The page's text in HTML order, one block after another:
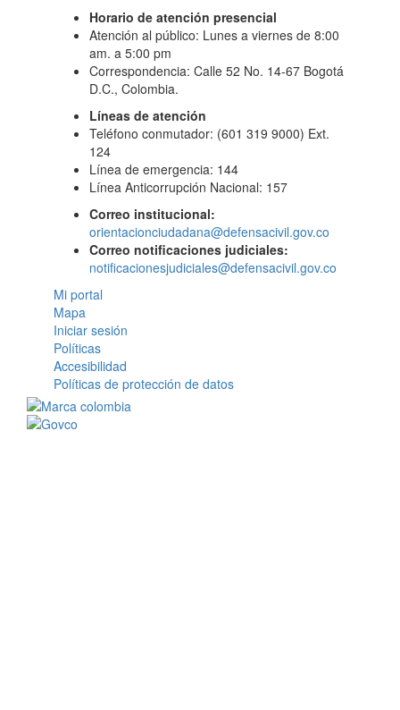
Horario de atención presencial
Atención al público: Lunes a viernes de 8:00
am. a 5:00 pm
Correspondencia: Calle 52 No. 14-67 Bogotá
D.C., Colombia.
Líneas de atención
Teléfono conmutador: (601 319 9000) Ext.
124
Línea de emergencia: 144
Línea Anticorrupción Nacional: 157
Correo institucional:
orientacionciudadana@defensacivil.gov.co
Correo notificaciones judiciales:
notificacionesjudiciales@defensacivil.gov.co
Mi portal
Mapa
Iniciar sesión
Políticas
Accesibilidad
Políticas de protección de datos